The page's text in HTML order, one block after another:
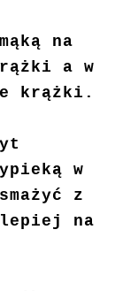
na
a w
krążki.
w
z
na